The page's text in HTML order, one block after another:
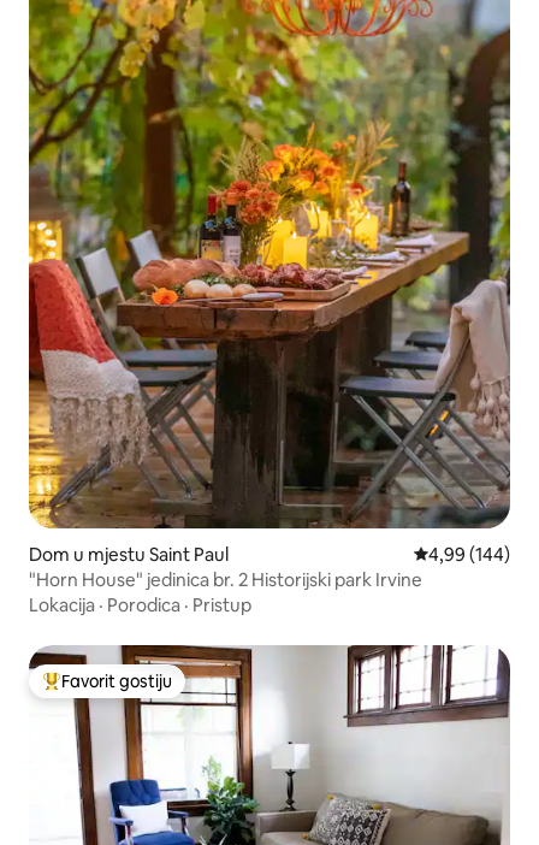
Dom u mjestu Saint Paul Prosječna
4,99 (144)
"Horn House" jedinica br. 2 Historijski park Irvine
Lokacija · Porodica · Pristup
Glavni favorit gostiju
Favorit gostiju